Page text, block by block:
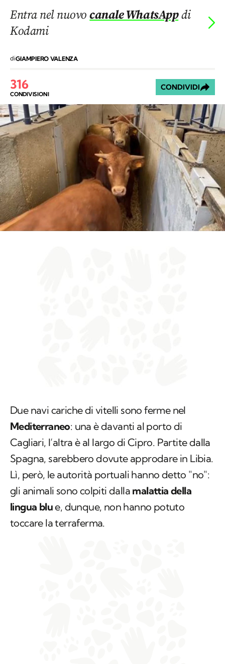
Entra nel nuovocanale WhatsAppdi
Kodami
diGIAMPIERO VALENZA
316
CONDIVISIONI
CONDIVIDI
Due navi cariche di vitelli sono ferme nel
Mediterraneo: una è davanti al porto di
Cagliari, l’altra è al largo di Cipro. Partite dalla
Spagna, sarebbero dovute approdare in Libia.
Lì, però, le autorità portuali hanno detto "no":
gli animali sono colpiti dalla malattia della
lingua blue, dunque, non hanno potuto
toccare la terraferma.